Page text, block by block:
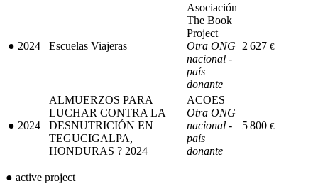
● 2024 Escuelas Viajeras
Asociación
The Book
Project
Otra ONG
nacional -
país
donante
2 627 €
● 2024
ALMUERZOS PARA
LUCHAR CONTRA LA
DESNUTRICIÓN EN
TEGUCIGALPA,
HONDURAS ? 2024
ACOES
Otra ONG
nacional -
país
donante
5 800 €
● active project